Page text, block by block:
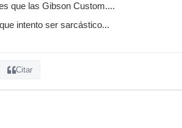
que las Gibson Custom....
intento ser sarcástico...
Citar